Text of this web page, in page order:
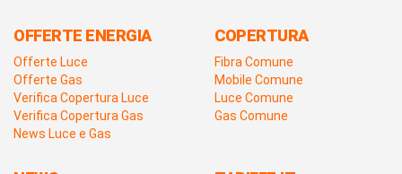
OFFERTE ENERGIA
Offerte Luce
Offerte Gas
Verifica Copertura Luce
Verifica Copertura Gas
News Luce e Gas
COPERTURA
Fibra Comune
Mobile Comune
Luce Comune
Gas Comune